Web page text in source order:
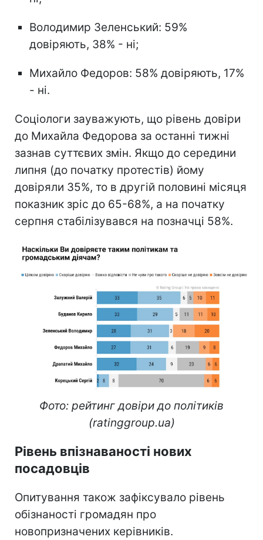
Володимир Зеленський: 59%
довіряють, 38% - ні;
Михайло Федоров: 58% довіряють, 17%
- ні.
Соціологи зауважують, що рівень довіри
до Михайла Федорова за останні тижні
зазнав суттєвих змін. Якщо до середини
липня (до початку протестів) йому
довіряли 35%, то в другій половині місяця
показник зріс до 65-68%, а на початку
серпня стабілізувався на позначці 58%.
Фото: рейтинг довіри до політиків
(ratinggroup.ua)
Рівень впізнаваності нових
посадовців
Опитування також зафіксувало рівень
обізнаності громадян про
новопризначених керівників.